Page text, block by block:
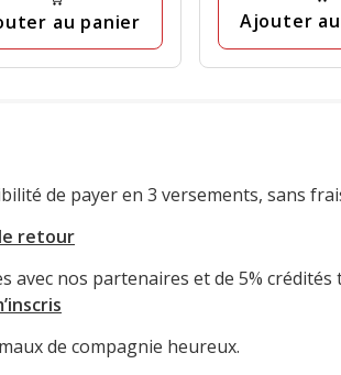
au panier Ajouter
de payer en 3 versements, sans
retour
avec nos partenaires et de 5%
de compagnie heureux.